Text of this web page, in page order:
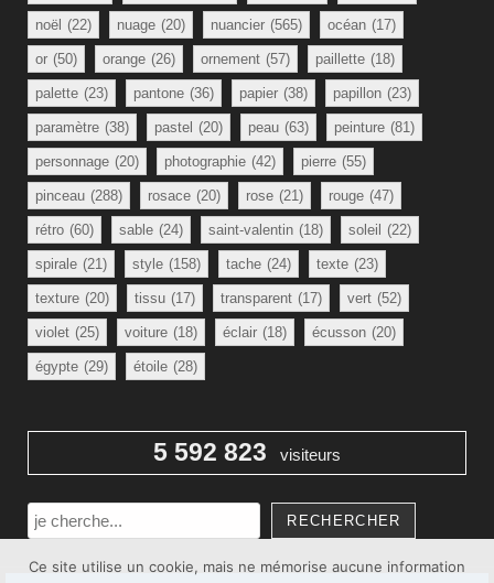
noël (22) nuage (20) nuancier (565) océan (17)
or (50) orange (26) ornement (57) paillette (18)
palette (23) pantone (36) papier (38) papillon (23)
paramètre (38) pastel (20) peau (63) peinture (81)
personnage (20) photographie (42) pierre (55)
pinceau (288) rosace (20) rose (21) rouge (47)
rétro (60) sable (24) saint-valentin (18) soleil (22)
spirale (21) style (158) tache (24) texte (23)
texture (20) tissu (17) transparent (17) vert (52)
violet (25) voiture (18) éclair (18) écusson (20)
égypte (29) étoile (28)
5 592 823 visiteurs
Rechercher
RECHERCHER
Ce site utilise un cookie, mais ne mémorise aucune information